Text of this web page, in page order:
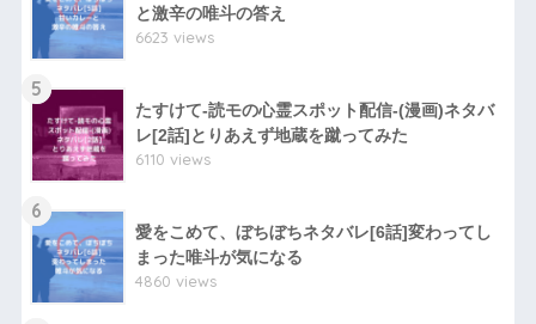
と激辛の唯斗の答え
6623 views
5
たすけて-読モの心霊スポット配信-(漫画)ネタバ
レ[2話]とりあえず地蔵を蹴ってみた
6110 views
6
愛をこめて、ぼちぼちネタバレ[6話]変わってし
まった唯斗が気になる
4860 views